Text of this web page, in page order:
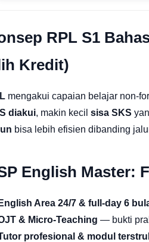
RPL S1
Kredit)
mengakui capaian belajar non-
diakui, makin kecil sisa SKS
bisa lebih efisien dibanding
English Master:
English Area 24/7 & full-day 6
& Micro-Teaching — bukti
profesional & modul